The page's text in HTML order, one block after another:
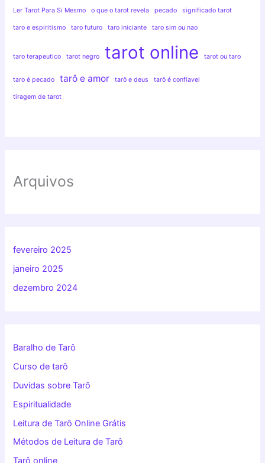
Ler Tarot Para Si Mesmo o que o tarot revela pecado significado tarot
taro e espiritismo taro futuro taro iniciante taro sim ou nao
taro terapeutico tarot negro tarot online tarot ou taro
taro é pecado tarô e amor tarô e deus tarô é confiavel
tiragem de tarot
Arquivos
fevereiro 2025
janeiro 2025
dezembro 2024
Baralho de Tarô
Curso de tarô
Duvidas sobre Tarô
Espiritualidade
Leitura de Tarô Online Grátis
Métodos de Leitura de Tarô